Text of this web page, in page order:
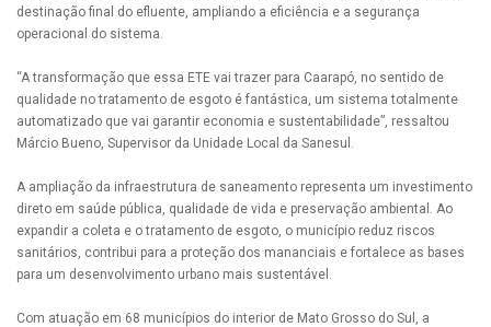
destinação final do efluente, ampliando a eficiência e a segurança
operacional do sistema.
“A transformação que essa ETE vai trazer para Caarapó, no sentido de
qualidade no tratamento de esgoto é fantástica, um sistema totalmente
automatizado que vai garantir economia e sustentabilidade”, ressaltou
Márcio Bueno, Supervisor da Unidade Local da Sanesul.
A ampliação da infraestrutura de saneamento representa um investimento
direto em saúde pública, qualidade de vida e preservação ambiental. Ao
expandir a coleta e o tratamento de esgoto, o município reduz riscos
sanitários, contribui para a proteção dos mananciais e fortalece as bases
para um desenvolvimento urbano mais sustentável.
Com atuação em 68 municípios do interior de Mato Grosso do Sul, a